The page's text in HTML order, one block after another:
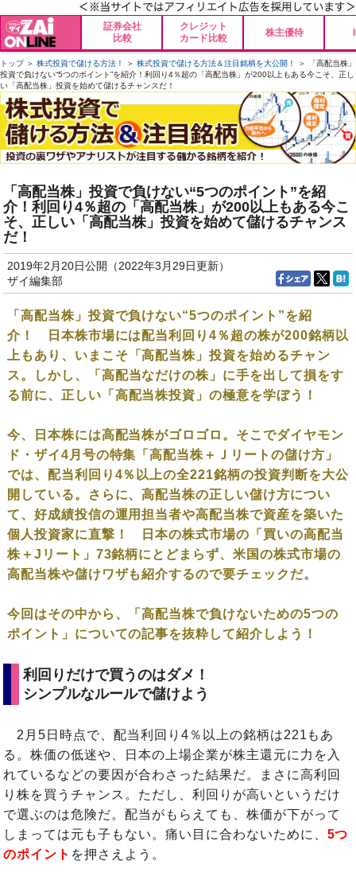
証券会社
比較
クレジット
カード比較
株主優待
トップ＞ 株式投資で儲ける方法！ ＞ 株式投資で儲ける方法＆注目銘柄を大公開！
＞ 「高配当株」
投資で負けない“5つのポイント”を紹介！利回り4％超の「高配当株」が200以上もある今こそ、正し
い「高配当株」投資を始めて儲けるチャンスだ！
「高配当株」投資で負けない“5つのポイント”を紹
介！利回り4％超の「高配当株」が200以上もある今こ
そ、正しい「高配当株」投資を始めて儲けるチャンス
だ！
2019年2月20日公開（2022年3月29日更新）
ザイ編集部
「高配当株」投資で負けない“5つのポイント”を紹
介！ 日本株市場には配当利回り4％超の株が200銘柄以
上もあり、 いまこそ「高配当株」投資を始めるチャン
ス。しかし、「 高配当なだけの株」に手を出して損をす
る前に、正しい「 高配当株投資」の極意を学ぼう！
今、日本株には高配当株がゴロゴロ。そこでダイヤモン
ド・ザイ4月号の特集「高配当株＋Ｊリートの儲け方」
では、配当利回り4％以上の全221銘柄の投資判断を大公
開している。さらに、高配当株の正しい儲け方につい
て、好成績投信の運用担当者や高配当株で資産を築いた
個人投資家に直撃！ 日本の株式市場の「買いの高配当
株＋Jリート」73銘柄にとどま らず、米国の株式市場の
高配当株や儲けワザも紹介するので要チェックだ。
今回はその中から、「高配当株で負けないための5つの
ポイント」についての記事を抜粋して紹介しよう！
利回りだけで買うのはダメ！
シンプルなルールで儲けよう
2月5日時点で、配当利回り4％以上の銘柄は221もあ
る。株価の低迷や、日本の上場企業が株主還元に力を入
れているなどの要因が合わさった結果だ。まさに高利回
り株を買うチャンス。ただし、利回りが高いというだけ
で選ぶのは危険だ。配当がもらえても、株価が下がって
しまっては元も子もない。痛い目に合わないために、 5つ
のポイント を押さえよう。